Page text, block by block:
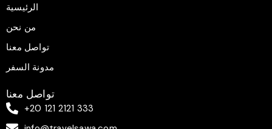
الرئيسية
من نحن
تواصل معنا
مدونة السفر
تواصل معنا
+20 121 2121 333